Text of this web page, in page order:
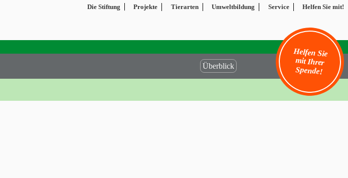
Die Stiftung Projekte Tierarten Umweltbildung Service Helfen Sie mit!
Helfen Sie
mit Ihrer
Spende!
Überblick